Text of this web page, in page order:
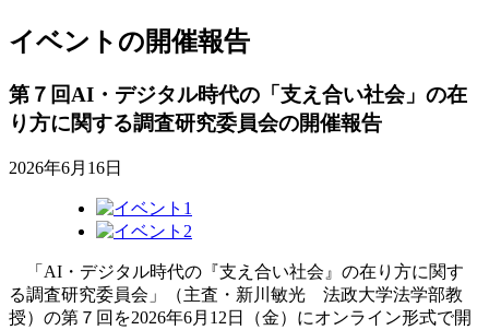
イベントの開催報告
第７回AI・デジタル時代の「支え合い社会」の在
り方に関する調査研究委員会の開催報告
2026年6月16日
「AI・デジタル時代の『支え合い社会』の在り方に関す
る調査研究委員会」（主査・新川敏光 法政大学法学部教
授）の第７回を2026年6月12日（金）にオンライン形式で開